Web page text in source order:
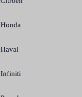
Honda
Haval
Infiniti